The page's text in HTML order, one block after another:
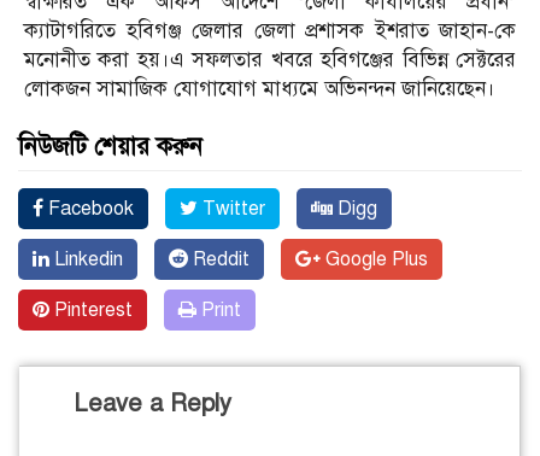
ক্যাটাগরিতে হবিগঞ্জ জেলার জেলা প্রশাসক ইশরাত জাহান-কে
মনোনীত করা হয়।এ সফলতার খবরে হবিগঞ্জের বিভিন্ন সেক্টরের
লোকজন সামাজিক যোগাযোগ মাধ্যমে অভিনন্দন জানিয়েছেন।
নিউজটি শেয়ার করুন
Facebook Twitter Digg
Linkedin Reddit Google Plus
Pinterest Print
Leave a Reply